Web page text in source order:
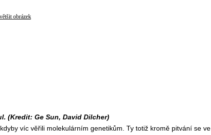
obrázek
(Kredit: Ge Sun, David Dilcher)
víc věřili molekulárním genetikům. Ty totiž kromě pitvání se ve